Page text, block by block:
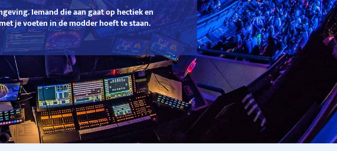
Iemand die aan gaat op hectiek en
je voeten in de modder hoeft te staan.